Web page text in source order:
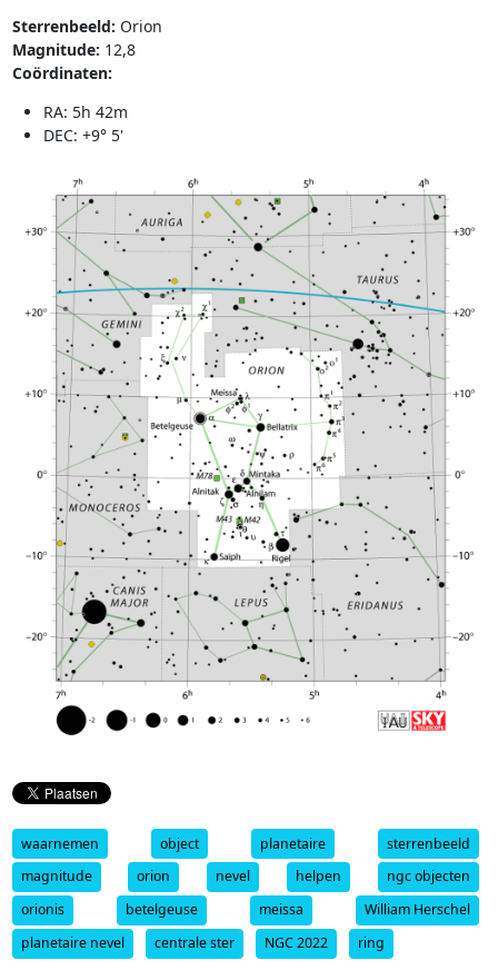
Sterrenbeeld: Orion
Magnitude: 12,8
Coördinaten:
RA: 5h 42m
DEC: +9° 5'
waarnemen object planetaire
sterrenbeeld
magnitude
orion nevel helpen
ngc objecten
orionis
betelgeuse meissa
William Herschel
planetaire nevel
centrale ster NGC 2022 ring